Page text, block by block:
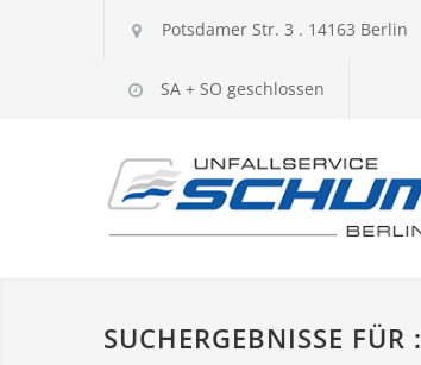
Potsdamer Str. 3 . 14163 Berlin
SA + SO geschlossen
SUCHERGEBNISSE FÜR :